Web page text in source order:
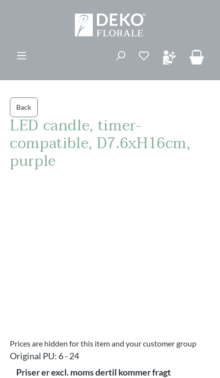
Du har 0
Back
LED candle, timer-
compatible, D7.6xH16cm,
purple
Prices are hidden for this item and your customer group
Original PU: 6 - 24
Priser er excl. moms dertil kommer fragt